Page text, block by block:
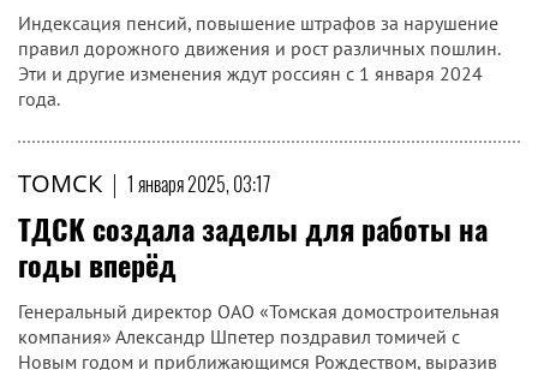
Индексация пенсий, повышение штрафов за нарушение
правил дорожного движения и рост различных пошлин.
Эти и другие изменения ждут россиян с 1 января 2024
года.
ТОМСК | 1 января 2025, 03:17
ТДСК создала заделы для работы на
годы вперёд
Генеральный директор ОАО «Томская домостроительная
компания» Александр Шпетер поздравил томичей с
Новым годом и приближающимся Рождеством, выразив